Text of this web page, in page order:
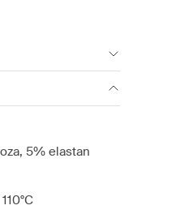
5% elastan